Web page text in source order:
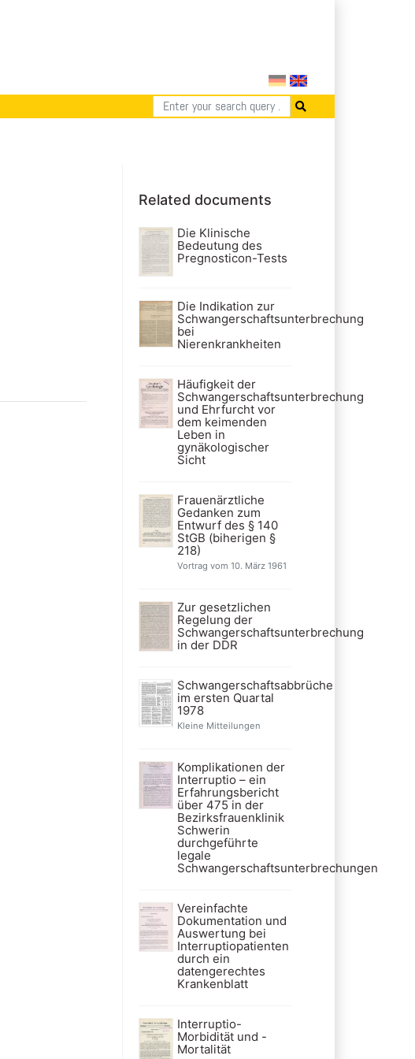
Related documents
Die Klinische
Bedeutung des
Pregnosticon-Tests
Die Indikation zur
Schwangerschaftsunterbrechung
bei
Nierenkrankheiten
Häufigkeit der
Schwangerschaftsunterbrechung
und Ehrfurcht vor
dem keimenden
Leben in
gynäkologischer
Sicht
Frauenärztliche
Gedanken zum
Entwurf des § 140
StGB (biherigen §
218)
Vortrag vom 10. März 1961
Zur gesetzlichen
Regelung der
Schwangerschaftsunterbrechung
in der DDR
Schwangerschaftsabbrüche
im ersten Quartal
1978
Kleine Mitteilungen
Komplikationen der
Interruptio – ein
Erfahrungsbericht
über 475 in der
Bezirksfrauenklinik
Schwerin
durchgeführte
legale
Schwangerschaftsunterbrechungen
Vereinfachte
Dokumentation und
Auswertung bei
Interruptiopatienten
durch ein
datengerechtes
Krankenblatt
Interruptio-
Morbidität und -
Mortalität